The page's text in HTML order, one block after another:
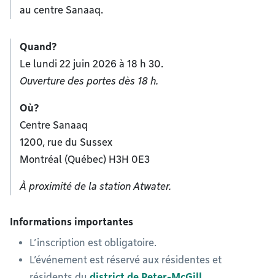
au centre Sanaaq.
Quand?
Le lundi 22 juin 2026 à 18 h 30.
Ouverture des portes dès 18 h.
Où?
Centre Sanaaq
1200, rue du Sussex
Montréal (Québec) H3H 0E3
À proximité de la station Atwater.
Informations importantes
L’inscription est obligatoire.
L’événement est réservé aux résidentes et